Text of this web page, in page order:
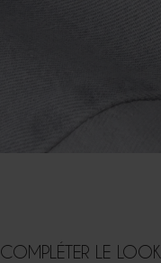
COMPLÉTER LE LOOK